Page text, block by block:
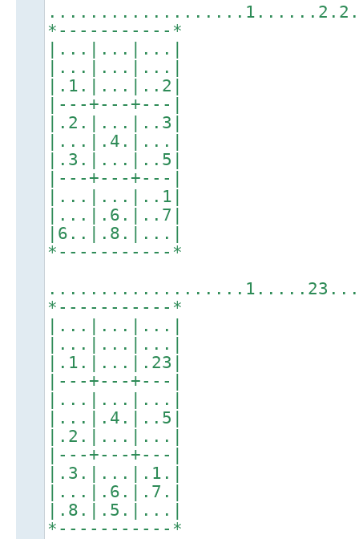
*-----------*
|...|...|...|
|...|...|...|
|.1.|...|..2|
|---+---+---|
|.2.|...|..3|
|...|.4.|...|
|.3.|...|..5|
|---+---+---|
|...|...|..1|
|...|.6.|..7|
|6..|.8.|...|
*-----------*
*-----------*
|...|...|...|
|...|...|...|
|.1.|...|.23|
|---+---+---|
|...|...|...|
|...|.4.|..5|
|.2.|...|...|
|---+---+---|
|.3.|...|.1.|
|...|.6.|.7.|
|.8.|.5.|...|
*-----------*